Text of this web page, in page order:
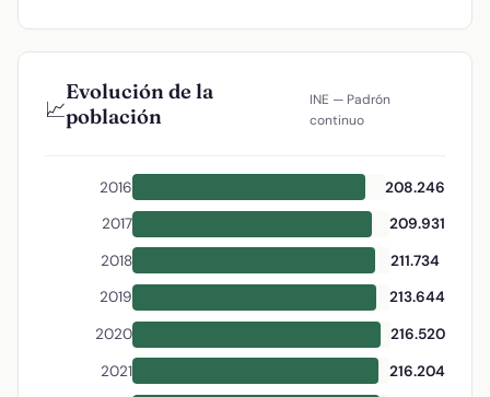
📈
Evolución de la
población
INE — Padrón
continuo
2016
208.246
2017
209.931
2018
211.734
2019
213.644
2020
216.520
2021
216.204